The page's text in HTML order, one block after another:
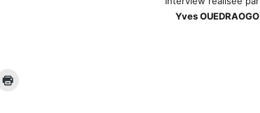
Yves OUEDRAOGO